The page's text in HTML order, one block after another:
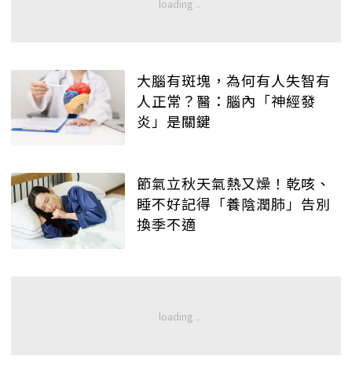
大腦有斑塊，為何有人失智有
人正常？醫：腦內「神經發
炎」是關鍵
節氣立秋天氣熱又燥！乾咳、
睡不好記得「養陰潤肺」告別
換季不適